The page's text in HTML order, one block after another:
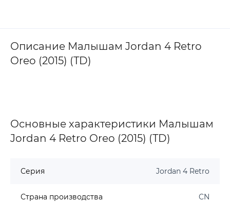
Описание Малышам Jordan 4 Retro
Oreo (2015) (TD)
Основные характеристики Малышам
Jordan 4 Retro Oreo (2015) (TD)
Серия Jordan 4 Retro
Страна производства CN